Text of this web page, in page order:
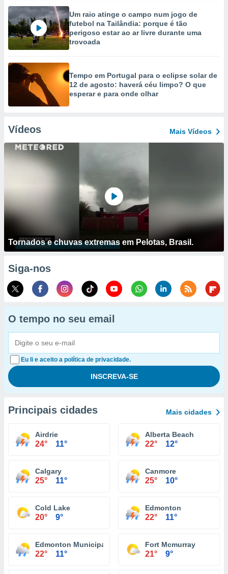
Um raio atinge o campo num jogo de
futebol na Tailândia: porque é tão
perigoso estar ao ar livre durante uma
trovoada
Tempo em Portugal para o eclipse solar de
12 de agosto: haverá céu limpo? O que
esperar e para onde olhar
Vídeos Mais Vídeos
Tornados e chuvas extremas em Pelotas, Brasil.
Siga-nos
O tempo no seu email
Eu li e aceito a política de privacidade.
Principais cidades Mais cidades
Airdrie
24° 11°
Alberta Beach
22° 12°
Calgary
25° 11°
Canmore
25° 10°
Cold Lake
20° 9°
Edmonton
22° 11°
Edmonton Municipal Alta.
22° 11°
Fort Mcmurray
21° 9°